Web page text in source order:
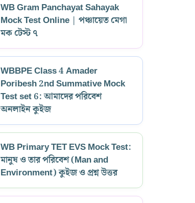
WB Gram Panchayat Sahayak
Mock Test Online | পঞ্চায়েত মেগা
মক টেস্ট ৭
WBBPE Class 4 Amader
Poribesh 2nd Summative Mock
Test set 6: আমাদের পরিবেশ
অনলাইন কুইজ
WB Primary TET EVS Mock Test:
মানুষ ও তার পরিবেশ (Man and
Environment) কুইজ ও প্রশ্ন উত্তর